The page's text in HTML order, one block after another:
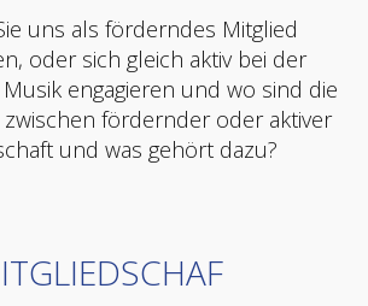
uns als förderndes Mitglied
oder sich gleich aktiv bei der
engagieren und wo sind die
fördernder oder aktiver
und was gehört dazu?